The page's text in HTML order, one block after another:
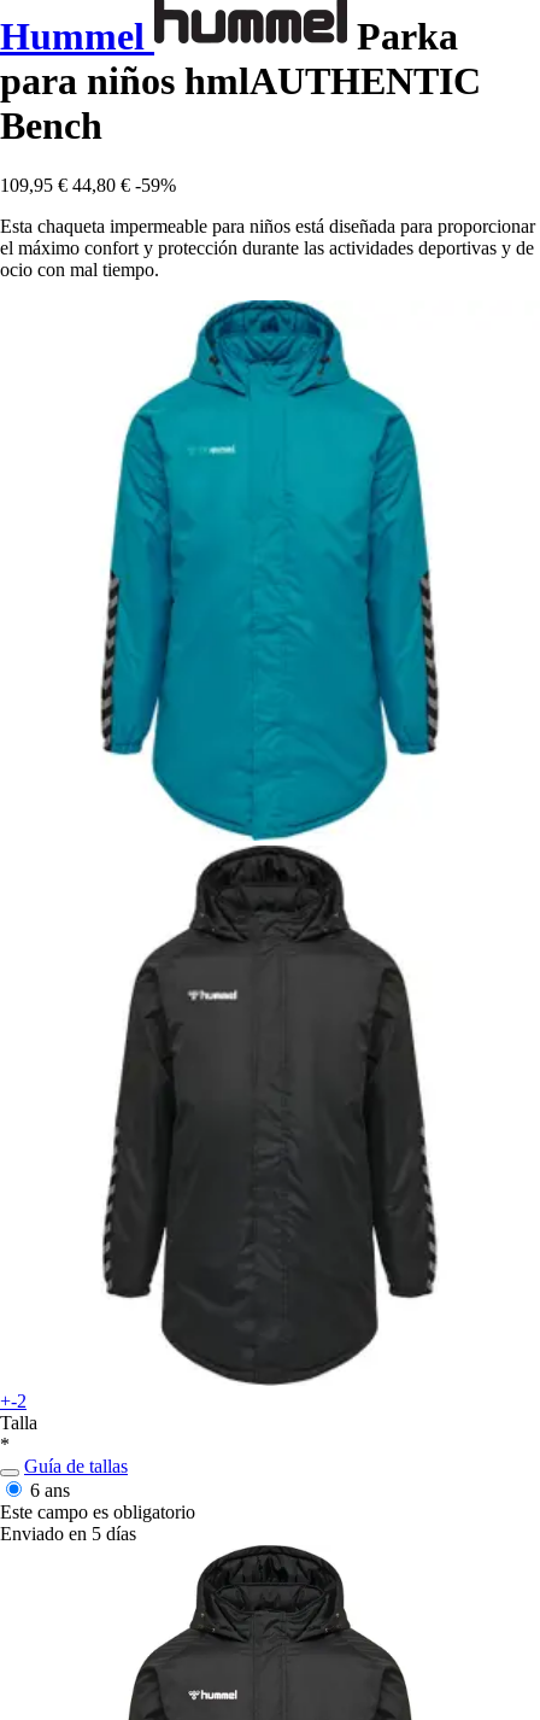
Hummel
Parka
para niños hmlAUTHENTIC
Bench
109,95 € 44,80 € -59%
Esta chaqueta impermeable para niños está diseñada para proporcionar
el máximo confort y protección durante las actividades deportivas y de
ocio con mal tiempo.
+-2
Talla
*
Guía de tallas
6 ans
Este campo es obligatorio
Enviado en 5 días